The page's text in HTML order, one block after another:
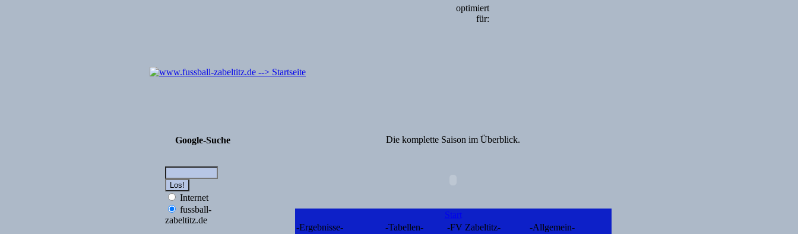
optimiert
für:
Google-Suche
Internet
fussball-
zabeltitz.de
Die komplette Saison im Überblick.
Start
-Ergebnisse-
-Tabellen- -FV Zabeltitz-
-Allgemein-